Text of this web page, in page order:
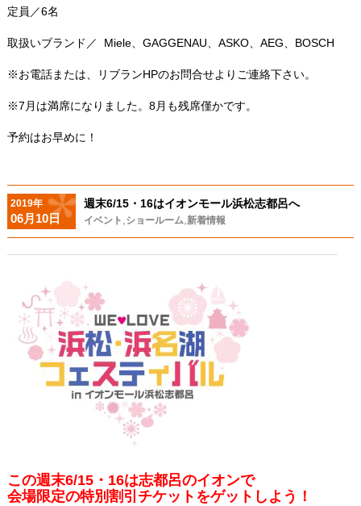
定員／6名
取扱いブランド／ Miele、GAGGENAU、ASKO、AEG、BOSCH
※お電話または、リブランHPのお問合せよりご連絡下さい。
※7月は満席になりました。8月も残席僅かです。
予約はお早めに！
2019年
06月10日
週末6/15・16はイオンモール浜松志都呂へ
イベント ショールーム 新着情報
この週末6/15・16は志都呂のイオンで
会場限定の特別割引チケットをゲットしよう！